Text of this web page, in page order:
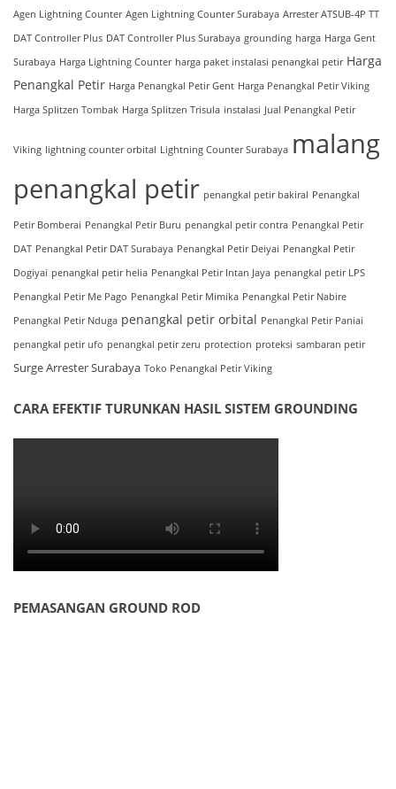
Agen Lightning Counter Agen Lightning Counter Surabaya Arrester ATSUB-4P TT
DAT Controller Plus DAT Controller Plus Surabaya grounding harga Harga Gent
Surabaya Harga Lightning Counter harga paket instalasi penangkal petir Harga
Penangkal Petir Harga Penangkal Petir Gent Harga Penangkal Petir Viking
Harga Splitzen Tombak Harga Splitzen Trisula instalasi Jual Penangkal Petir
Viking lightning counter orbital Lightning Counter Surabaya malang
penangkal petir penangkal petir bakiral Penangkal
Petir Bomberai Penangkal Petir Buru penangkal petir contra Penangkal Petir
DAT Penangkal Petir DAT Surabaya Penangkal Petir Deiyai Penangkal Petir
Dogiyai penangkal petir helia Penangkal Petir Intan Jaya penangkal petir LPS
Penangkal Petir Me Pago Penangkal Petir Mimika Penangkal Petir Nabire
Penangkal Petir Nduga penangkal petir orbital Penangkal Petir Paniai
penangkal petir ufo penangkal petir zeru protection proteksi sambaran petir
Surge Arrester Surabaya Toko Penangkal Petir Viking
CARA EFEKTIF TURUNKAN HASIL SISTEM GROUNDING
PEMASANGAN GROUND ROD